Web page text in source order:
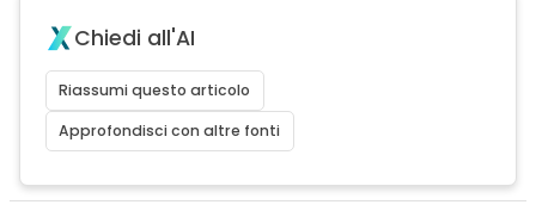
Chiedi all'AI
Riassumi questo articolo
Approfondisci con altre fonti